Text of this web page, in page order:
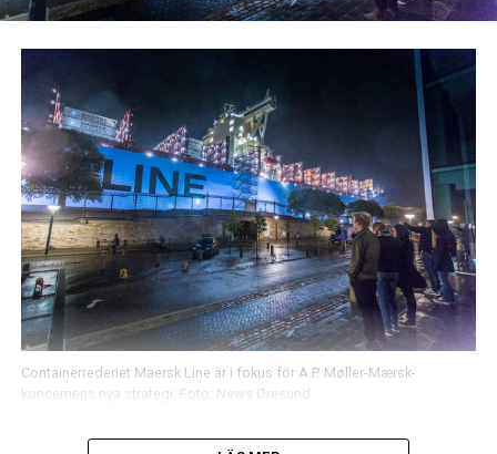
Containerrederiet Maersk Line är i fokus för A.P. Møller-Mærsk-
koncernens nya strategi. Foto: News Øresund